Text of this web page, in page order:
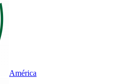
América